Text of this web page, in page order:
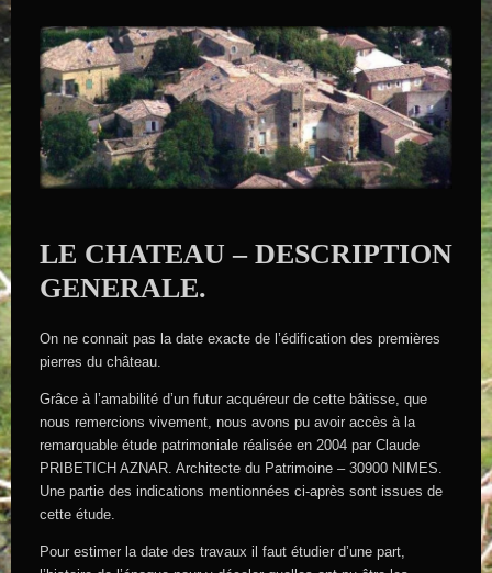
LE CHATEAU – DESCRIPTION
GENERALE.
On ne connait pas la date exacte de l’édification des premières
pierres du château.
Grâce à l’amabilité d’un futur acquéreur de cette bâtisse, que
nous remercions vivement, nous avons pu avoir accès à la
remarquable étude patrimoniale réalisée en 2004 par Claude
PRIBETICH AZNAR. Architecte du Patrimoine – 30900 NIMES.
Une partie des indications mentionnées ci-après sont issues de
cette étude.
Pour estimer la date des travaux il faut étudier d’une part,